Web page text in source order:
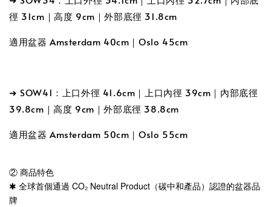
徑 31cm｜高度 9cm｜外部底徑 31.8cm
適用盆器 Amsterdam 40cm ｜Oslo 45cm
➜ SOW41：上口外徑 41.6cm ｜上口內徑 39cm ｜ 內部底徑
39.8cm｜高度 9cm｜外部底徑 38.8cm
適用盆器 Amsterdam 50cm ｜Oslo 55cm
② 商品特色
✱ 全球首個通過 CO₂ Neutral Product（碳中和產品）認證的盆器品
牌